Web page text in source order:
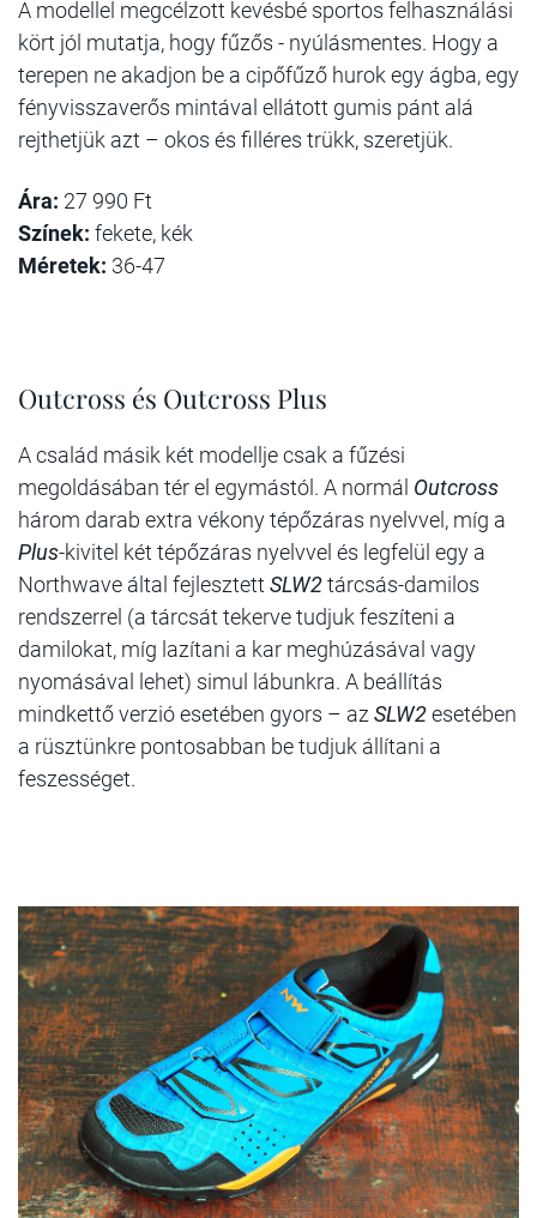
A modellel megcélzott kevésbé sportos felhasználási
kört jól mutatja, hogy fűzős - nyúlásmentes. Hogy a
terepen ne akadjon be a cipőfűző hurok egy ágba, egy
fényvisszaverős mintával ellátott gumis pánt alá
rejthetjük azt – okos és filléres trükk, szeretjük.
Ára: 27 990 Ft
Színek: fekete, kék
Méretek: 36-47
Outcross és Outcross Plus
A család másik két modellje csak a fűzési
megoldásában tér el egymástól. A normál Outcross
három darab extra vékony tépőzáras nyelvvel, míg a
Plus-kivitel két tépőzáras nyelvvel és legfelül egy a
Northwave által fejlesztett SLW2tárcsás-damilos
rendszerrel (a tárcsát tekerve tudjuk feszíteni a
damilokat, míg lazítani a kar meghúzásával vagy
nyomásával lehet) simul lábunkra. A beállítás
mindkettő verzió esetében gyors – az SLW2esetében
a rüsztünkre pontosabban be tudjuk állítani a
feszességet.